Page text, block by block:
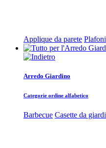
Applique da parete
Arredo Giardino
Categorie ordine alfabetico
Barbecue Casette da